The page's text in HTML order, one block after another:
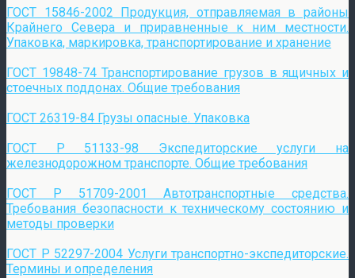
ГОСТ 15846-2002 Продукция, отправляемая в районы
Крайнего Севера и приравненные к ним местности.
Упаковка, маркировка, транспортирование и хранение
ГОСТ 19848-74 Транспортирование грузов в ящичных и
стоечных поддонах. Общие требования
ГОСТ 26319-84 Грузы опасные. Упаковка
ГОСТ Р 51133-98 Экспедиторские услуги на
железнодорожном транспорте. Общие требования
ГОСТ Р 51709-2001 Автотранспортные средства.
Требования безопасности к техническому состоянию и
методы проверки
ГОСТ Р 52297-2004 Услуги транспортно-экспедиторские.
Термины и определения